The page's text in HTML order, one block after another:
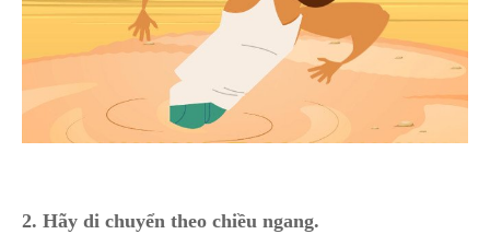
2. Hãy di chuyển theo chiều ngang.